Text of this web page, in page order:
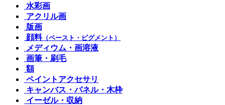
水彩画
アクリル画
版画
顔料（ペースト・ピグメント）
メディウム・画溶液
画筆・刷毛
額
ペイントアクセサリ
キャンバス・パネル・木枠
イーゼル・収納